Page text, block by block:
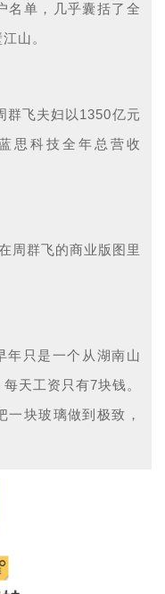
单，几乎囊括了全
山。
群飞夫妇以1350亿元
思科技全年总营收
周群飞的商业版图里
年只是一个从湖南山
天工资只有7块钱。
块玻璃做到极致，